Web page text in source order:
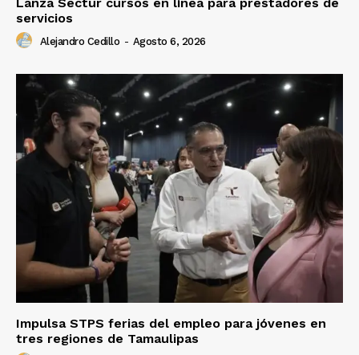
servicios
Alejandro Cedillo - Agosto 6, 2026
Impulsa STPS ferias del empleo para jóvenes en
tres regiones de Tamaulipas